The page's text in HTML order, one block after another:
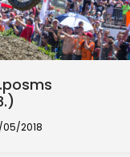
2018